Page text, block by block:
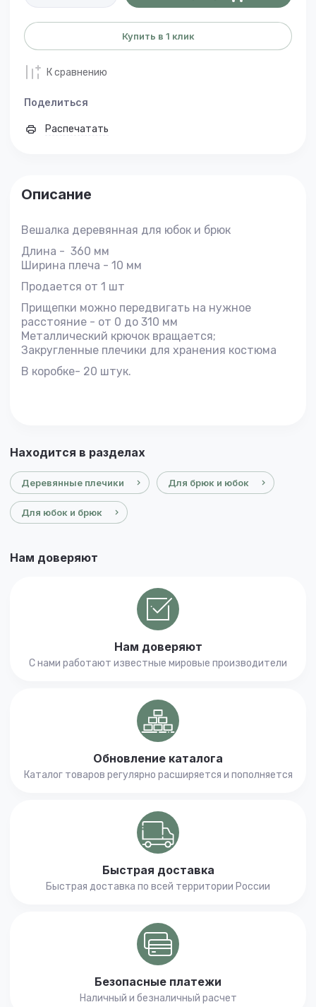
Купить в 1 клик
К сравнению
Поделиться
Распечатать
Описание
Вешалка деревянная для юбок и брюк
Длина - 360 мм
Ширина плеча - 10 мм
Продается от 1 шт
Прищепки можно передвигать на нужное
расстояние - от 0 до 310 мм
Металлический крючок вращается;
Закругленные плечики для хранения костюма
В коробке- 20 штук.
Находится в разделах
Деревянные плечики Для брюк и юбок
Для юбок и брюк
Нам доверяют
Нам доверяют
С нами работают известные мировые производители
Обновление каталога
Каталог товаров регулярно расширяется и пополняется
Быстрая доставка
Быстрая доставка по всей территории России
Безопасные платежи
Наличный и безналичный расчет